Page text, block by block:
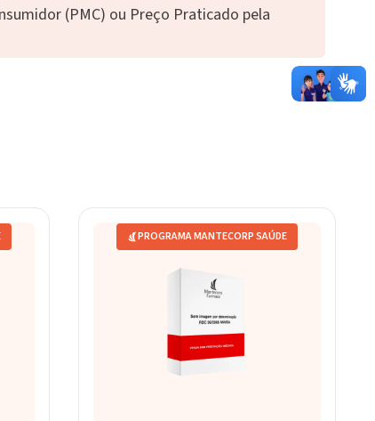
(PMC) ou Preço Praticado pela
PROGRAMA MANTECORP SAÚDE